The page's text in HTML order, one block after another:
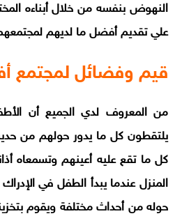
النهوض بنفسه من خلال أبناءه
علي تقديم أفضل ما لديهم
قيم وفضائل لمجتمع
من المعروف لدي الجميع أن
يلتقطون كل ما يدور حولهم من
كل ما تقع عليه أعينهم وتسمعاه
المنزل عندما يبدأ الطفل في
حوله من أحداث مختلفة ويقوم